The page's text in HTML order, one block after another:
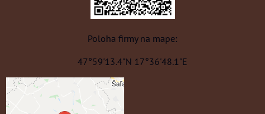
Poloha firmy na mape:
47°59'13.4"N 17°36'48.1"E